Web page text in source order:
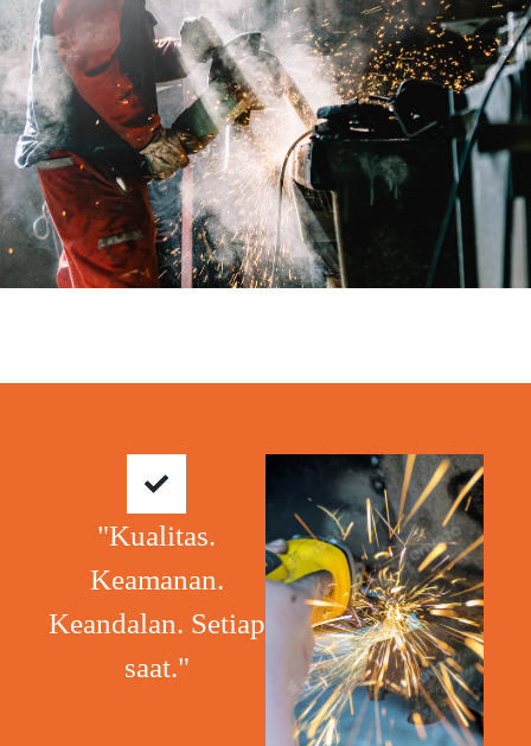
"Kualitas.
Keamanan.
Keandalan. Setiap
saat."